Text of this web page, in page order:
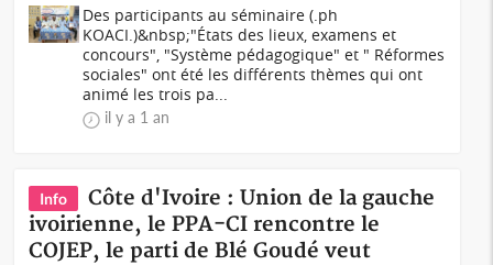
Des participants au séminaire (.ph
KOACI.)&nbsp;"États des lieux, examens et
concours", "Système pédagogique" et " Réformes
sociales" ont été les différents thèmes qui ont
animé les trois pa...
il y a 1 an
Info
Côte d'Ivoire : Union de la gauche
ivoirienne, le PPA-CI rencontre le
COJEP, le parti de Blé Goudé veut